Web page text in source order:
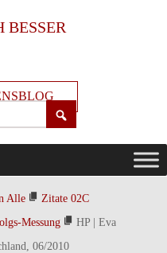
Alle
Zitate 02C
Messung
HP | Eva
06/2010